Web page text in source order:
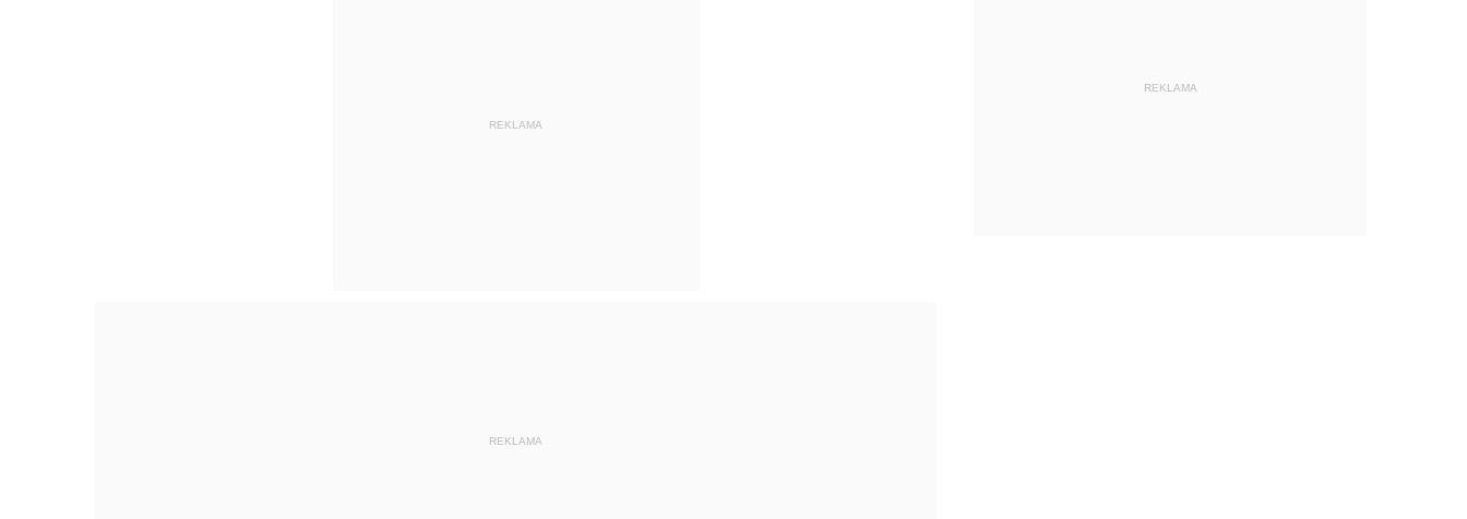
REKLAMA
REKLAMA
REKLAMA